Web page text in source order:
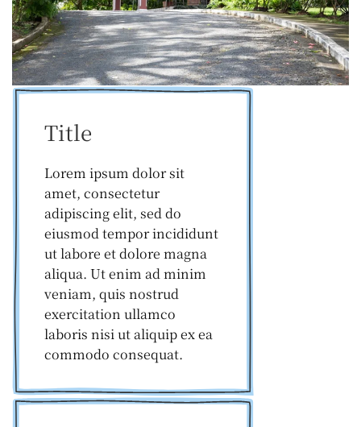
Title
Lorem ipsum dolor sit
amet, consectetur
adipiscing elit, sed do
eiusmod tempor incididunt
ut labore et dolore magna
aliqua. Ut enim ad minim
veniam, quis nostrud
exercitation ullamco
laboris nisi ut aliquip ex ea
commodo consequat.